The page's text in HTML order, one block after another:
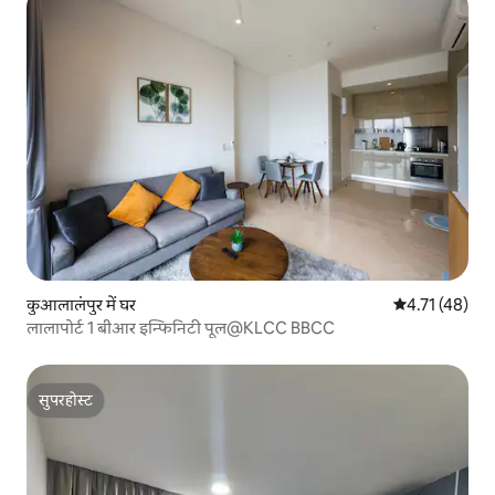
कुआलालंपुर में घर औसत रेटिंग 5 में
4.71 (48)
लालापोर्ट 1 बीआर इन्फिनिटी पूल@KLCC BBCC
सुपरहोस्ट
सुपरहोस्ट